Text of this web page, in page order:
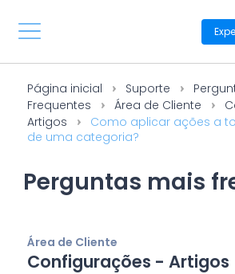
Página inicial Suporte
Frequentes
Área de Cliente
Artigos
Como aplicar ações a
de uma categoria?
Perguntas mais
Área de Cliente
Configurações - Artigos